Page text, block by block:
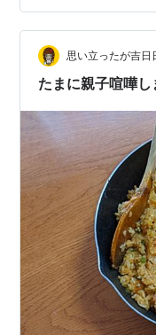
のテーマ● チョコレ
お料理アレンジメニ
うれん草のポタージ
クリー…
思い立ったが吉日
たまに親子喧嘩し